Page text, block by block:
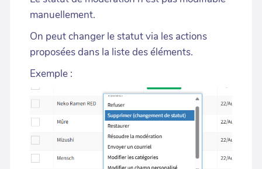
manuellement.
On peut changer le statut via les actions
proposées dans la liste des éléments.
Exemple :